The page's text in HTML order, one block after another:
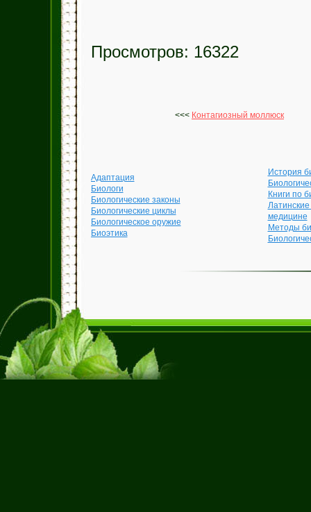
Просмотров: 16322
<<< Контагиозный моллюск
Адаптация
Биологи
Биологические законы
Биологические циклы
Биологическое оружие
Биоэтика
История
Книги по
медицине
Методы